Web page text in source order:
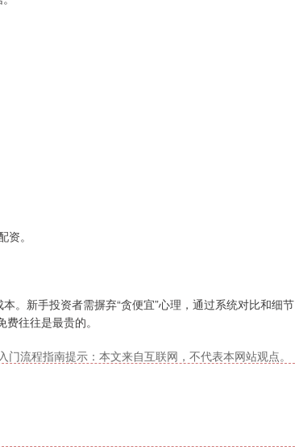
。
。新手投资者需摒弃“贪便宜”心理，通过系统对比和细节
往往是最贵的。
流程指南提示：本文来自互联网，不代表本网站观点。